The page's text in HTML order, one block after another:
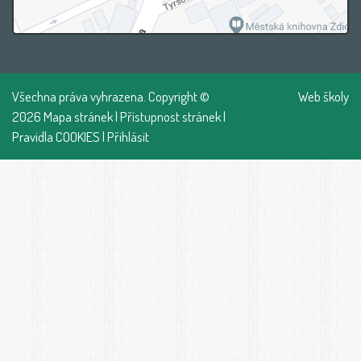
Všechna práva vyhrazena. Copyright ©
2026Mapa stránek|Přístupnost stránek|
Pravidla COOKIES|Přihlásit
Web školy